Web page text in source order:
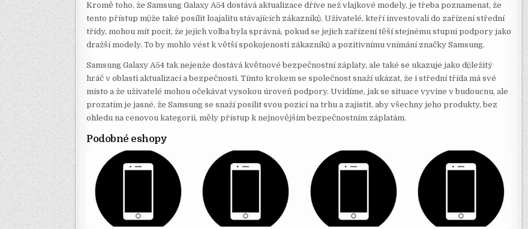
Kromě toho, že Samsung Galaxy A54 dostává aktualizace dříve než vlajkové modely, je třeba poznamenat, že
tento přístup může také posílit loajalitu stávajících zákazníků. Uživatelé, kteří investovali do zařízení střední
třídy, mohou mít pocit, že jejich volba byla správná, pokud se jejich zařízení těší stejnému stupni podpory jako
dražší modely. To by mohlo vést k větší spokojenosti zákazníků a pozitivnímu vnímání značky Samsung.
Samsung Galaxy A54 tak nejenže dostává květnové bezpečnostní záplaty, ale také se ukazuje jako důležitý
hráč v oblasti aktualizací a bezpečnosti. Tímto krokem se společnost snaží ukázat, že i střední třída má své
místo a že uživatelé mohou očekávat vysokou úroveň podpory. Uvidíme, jak se situace vyvine v budoucnu, ale
prozatím je jasné, že Samsung se snaží posílit svou pozici na trhu a zajistit, aby všechny jeho produkty, bez
ohledu na cenovou kategorii, měly přístup k nejnovějším bezpečnostním záplatám.
Podobné eshopy